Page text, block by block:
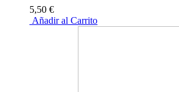
5,50 €
Añadir al Carrito